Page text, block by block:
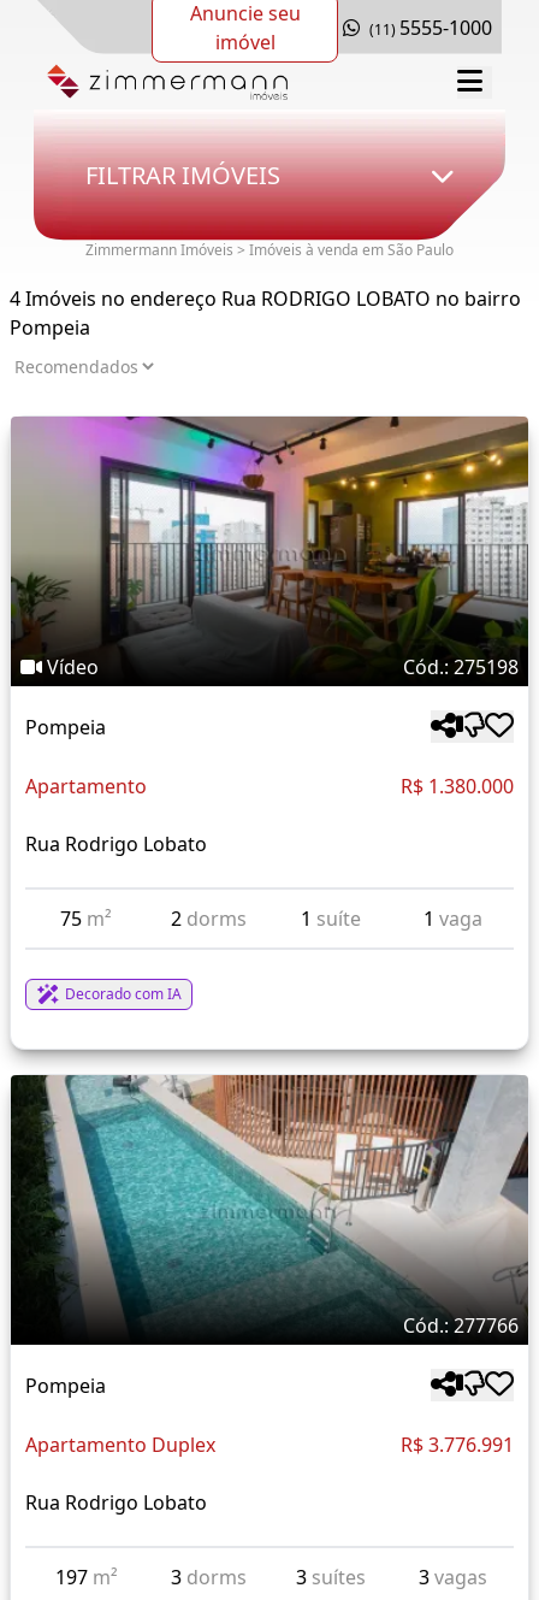
Anuncie seu
imóvel
(11) 5555-1000
FILTRAR IMÓVEIS
Zimmermann Imóveis > Imóveis à venda em São Paulo
4 Imóveis no endereço Rua RODRIGO LOBATO no bairro
Pompeia
Vídeo Cód.: 275198
Pompeia
Apartamento R$ 1.380.000
Rua Rodrigo Lobato
75 m² 2 dorms 1 suíte 1 vaga
Decorado com IA
Cód.: 277766
Pompeia
Apartamento Duplex R$ 3.776.991
Rua Rodrigo Lobato
197 m² 3 dorms 3 suítes 3vagas